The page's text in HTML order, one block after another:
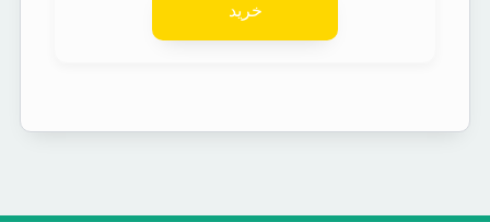
خرید